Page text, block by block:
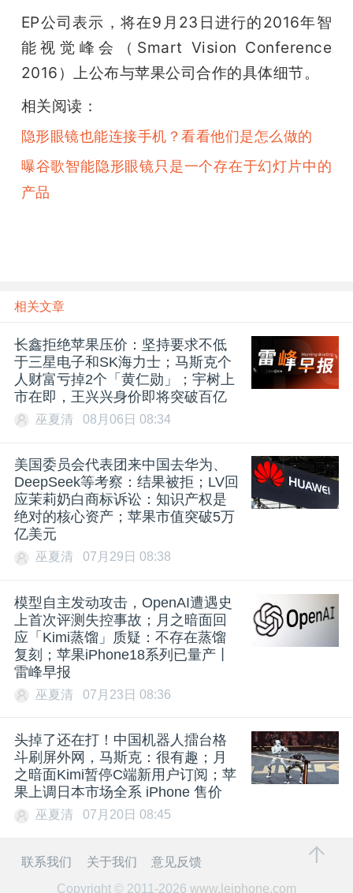
EP公司表示，将在9月23日进行的2016年智
能视觉峰会（Smart Vision Conference
2016）上公布与苹果公司合作的具体细节。
相关阅读：
隐形眼镜也能连接手机？看看他们是怎么做的
曝谷歌智能隐形眼镜只是一个存在于幻灯片中的
产品
相关文章
长鑫拒绝苹果压价：坚持要求不低
于三星电子和SK海力士；马斯克个
人财富亏掉2个「黄仁勋」；宇树上
市在即，王兴兴身价即将突破百亿
巫夏清 08月06日 08:34
美国委员会代表团来中国去华为、
DeepSeek等考察：结果被拒；LV回
应茉莉奶白商标诉讼：知识产权是
绝对的核心资产；苹果市值突破5万
亿美元
巫夏清 07月29日 08:38
模型自主发动攻击，OpenAI遭遇史
上首次评测失控事故；月之暗面回
应「Kimi蒸馏」质疑：不存在蒸馏
复刻；苹果iPhone18系列已量产丨
雷峰早报
巫夏清 07月23日 08:36
头掉了还在打！中国机器人擂台格
斗刷屏外网，马斯克：很有趣；月
之暗面Kimi暂停C端新用户订阅；苹
果上调日本市场全系 iPhone 售价
巫夏清 07月20日 08:45
联系我们 关于我们
意见反馈
Copyright © 2011-2026 www.leiphone.com